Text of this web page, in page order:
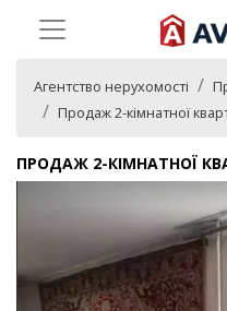
Агентство нерухомості
Продаж 2-кімнатної
ПРОДАЖ 2-КІМНАТНОЇ